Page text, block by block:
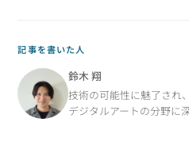
記事を書いた人
鈴木 翔
技術の可能性に魅了され
デジタルアートの分野に